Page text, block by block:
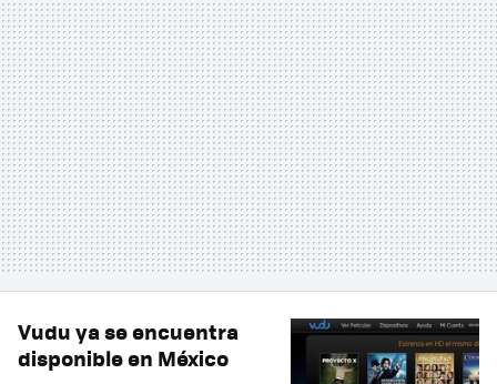
Vudu ya se encuentra
disponible en México